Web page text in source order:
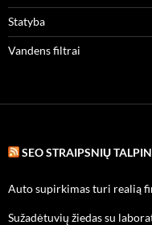
Statyba
Vandens filtrai
SEO STRAIPSNIŲ
Auto supirkimas turi realią
Sužadėtuvių žiedas su